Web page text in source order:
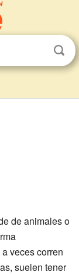
de animales o
veces corren
suelen tener